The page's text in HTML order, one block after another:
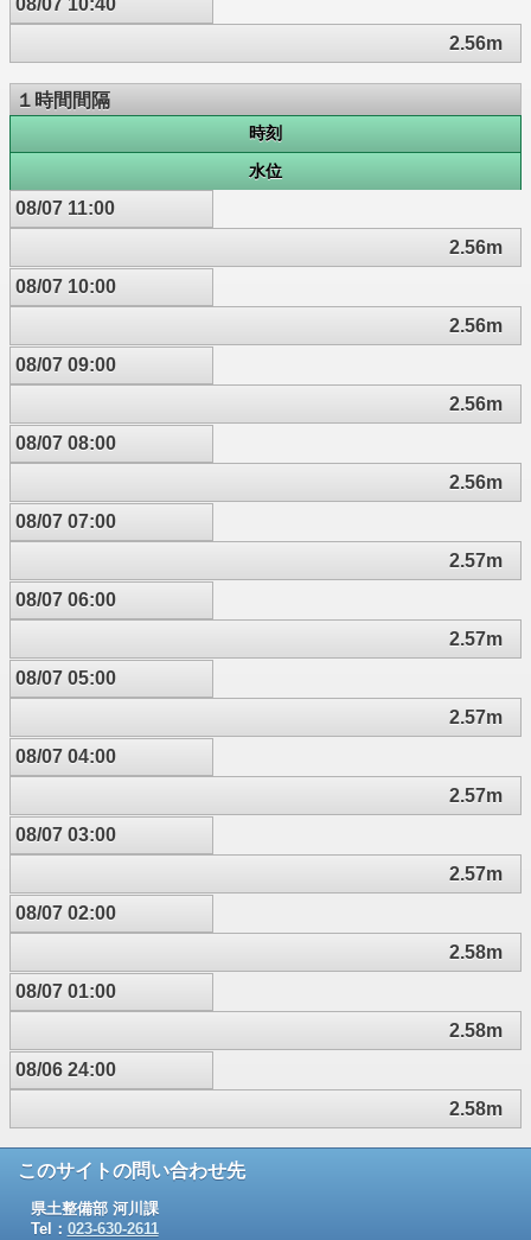
08/07 10:40
2.56m
１時間間隔
時刻
水位
08/07 11:00
2.56m
08/07 10:00
2.56m
08/07 09:00
2.56m
08/07 08:00
2.56m
08/07 07:00
2.57m
08/07 06:00
2.57m
08/07 05:00
2.57m
08/07 04:00
2.57m
08/07 03:00
2.57m
08/07 02:00
2.58m
08/07 01:00
2.58m
08/06 24:00
2.58m
このサイトの問い合わせ先
県土整備部 河川課
Tel： 023-630-2611